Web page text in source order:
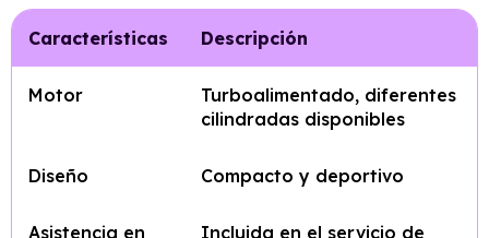
Características Descripción
Motor
Turboalimentado, diferentes
cilindradas disponibles
Diseño Compacto y deportivo
Asistencia en
Incluida en el servicio de